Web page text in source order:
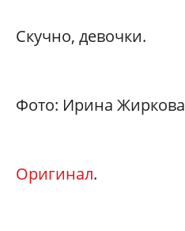
Скучно, девочки.
Фото: Ирина Жиркова
Оригинал.